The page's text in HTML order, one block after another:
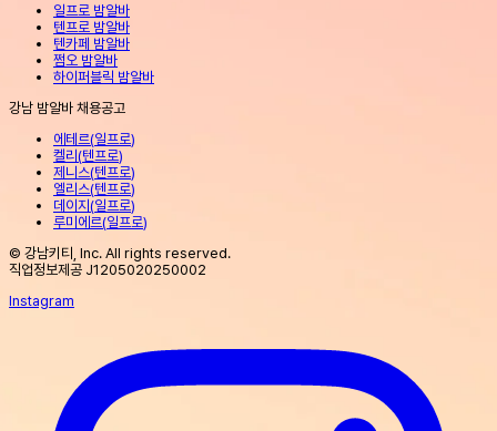
일프로 밤알바
텐프로 밤알바
텐카페 밤알바
쩜오 밤알바
하이퍼블릭 밤알바
강남 밤알바 채용공고
에테르(일프로)
켈리 (텐프로)
제니스(텐프로)
엘리스(텐프로)
데이지 (일프로)
루미에르(일프로)
© 강남키티, Inc. All rights reserved.
직업정보제공 J1205020250002
Instagram